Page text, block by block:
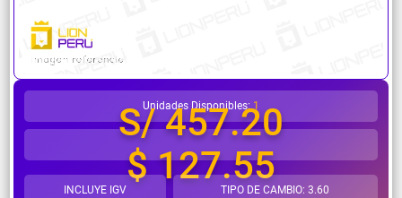
¿Necesitas ayuda?
Unidades Disponibles:1
S/ 457.20
$ 127.55
INCLUYE IGV TIPO DE CAMBIO: 3.60